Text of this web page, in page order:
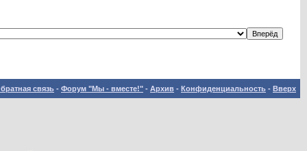
связь - Форум "Мы - вместе!" - Архив - Конфиденциальность - Вверх